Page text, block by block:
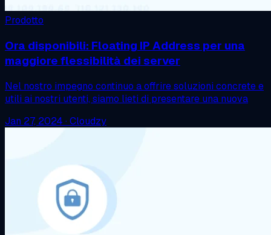
Prodotto
Ora disponibili: Floating IP Address per una
maggiore flessibilità dei server
Nel nostro impegno continuo a offrire soluzioni concrete e
utili ai nostri utenti, siamo lieti di presentare una nuova
Jan 27, 2024 · Cloudzy